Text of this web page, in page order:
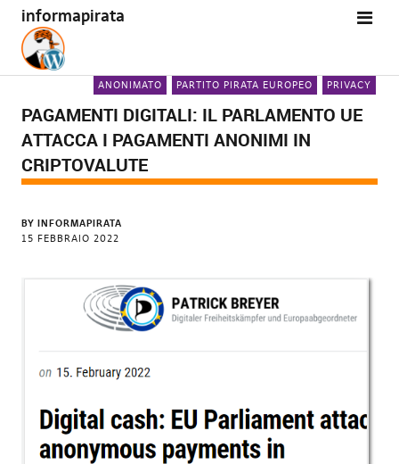
informapirata
ANONIMATO PARTITO PIRATA EUROPEO PRIVACY
PAGAMENTI DIGITALI: IL PARLAMENTO UE
ATTACCA I PAGAMENTI ANONIMI IN
CRIPTOVALUTE
BY INFORMAPIRATA
15 FEBBRAIO 2022